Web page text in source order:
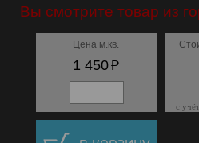
Вы смотрите товар из
Цена м.кв.
1 450p
с